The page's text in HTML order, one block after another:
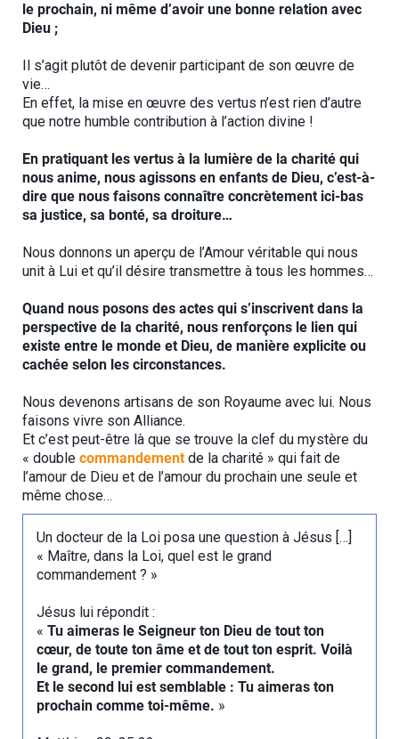
le prochain, ni même d’avoir une bonne relation avec
Dieu ;
Il s’agit plutôt de devenir participant de son œuvre de
vie…
En effet, la mise en œuvre des vertus n’est rien d’autre
que notre humble contribution à l’action divine !
En pratiquant les vertus à la lumière de la charité qui
nous anime, nous agissons en enfants de Dieu, c’est-à-
dire que nous faisons connaître concrètement ici-bas
sa justice, sa bonté, sa droiture…
Nous donnons un aperçu de l’Amour véritable qui nous
unit à Lui et qu’il désire transmettre à tous les hommes…
Quand nous posons des actes qui s’inscrivent dans la
perspective de la charité, nous renforçons le lien qui
existe entre le monde et Dieu, de manière explicite ou
cachée selon les circonstances.
Nous devenons artisans de son Royaume avec lui. Nous
faisons vivre son Alliance.
Et c’est peut-être là que se trouve la clef du mystère du
« double commandementde la charité » qui fait de
l’amour de Dieu et de l’amour du prochain une seule et
même chose…
Un docteur de la Loi posa une question à Jésus […]
« Maître, dans la Loi, quel est le grand
commandement ? »
Jésus lui répondit :
« Tu aimeras le Seigneur ton Dieu de tout ton
cœur, de toute ton âme et de tout ton esprit. Voilà
le grand, le premier commandement.
Et le second lui est semblable : Tu aimeras ton
prochain comme toi-même. »